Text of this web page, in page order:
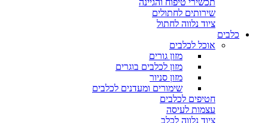
תכשירי טיפוח והגיינה
שירותים לחתולים
ציוד נלווה לחתול
כלבים
אוכל לכלבים
מזון גורים
מזון לכלבים בוגרים
מזון סניור
שימורים ומעדנים לכלבים
חטיפים לכלבים
עצמות לעיסה
ציוד נלווה לכלב